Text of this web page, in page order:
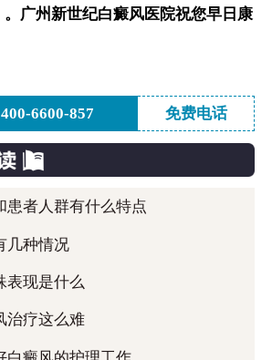
。广州新世纪白癜风医院祝您早日康
6600-857 免费电话
患者人群有什么特点
几种情况
表现是什么
治疗这么难